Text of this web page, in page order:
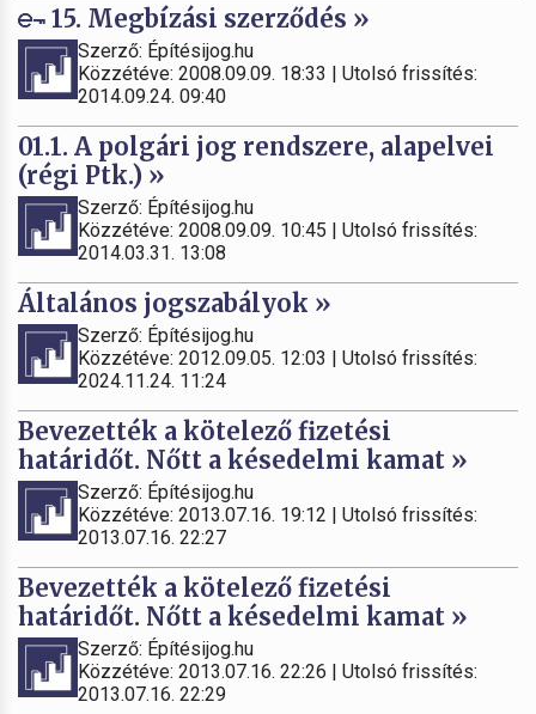
15. Megbízási szerződés »
Szerző: Építésijog.hu
Közzétéve: 2008.09.09. 18:33 | Utolsó frissítés:
2014.09.24. 09:40
01.1. A polgári jog rendszere, alapelvei
(régi Ptk.) »
Szerző: Építésijog.hu
Közzétéve: 2008.09.09. 10:45 | Utolsó frissítés:
2014.03.31. 13:08
Általános jogszabályok »
Szerző: Építésijog.hu
Közzétéve: 2012.09.05. 12:03 | Utolsó frissítés:
2024.11.24. 11:24
Bevezették a kötelező fizetési
határidőt. Nőtt a késedelmi kamat »
Szerző: Építésijog.hu
Közzétéve: 2013.07.16. 19:12 | Utolsó frissítés:
2013.07.16. 22:27
Bevezették a kötelező fizetési
határidőt. Nőtt a késedelmi kamat »
Szerző: Építésijog.hu
Közzétéve: 2013.07.16. 22:26 | Utolsó frissítés:
2013.07.16. 22:29